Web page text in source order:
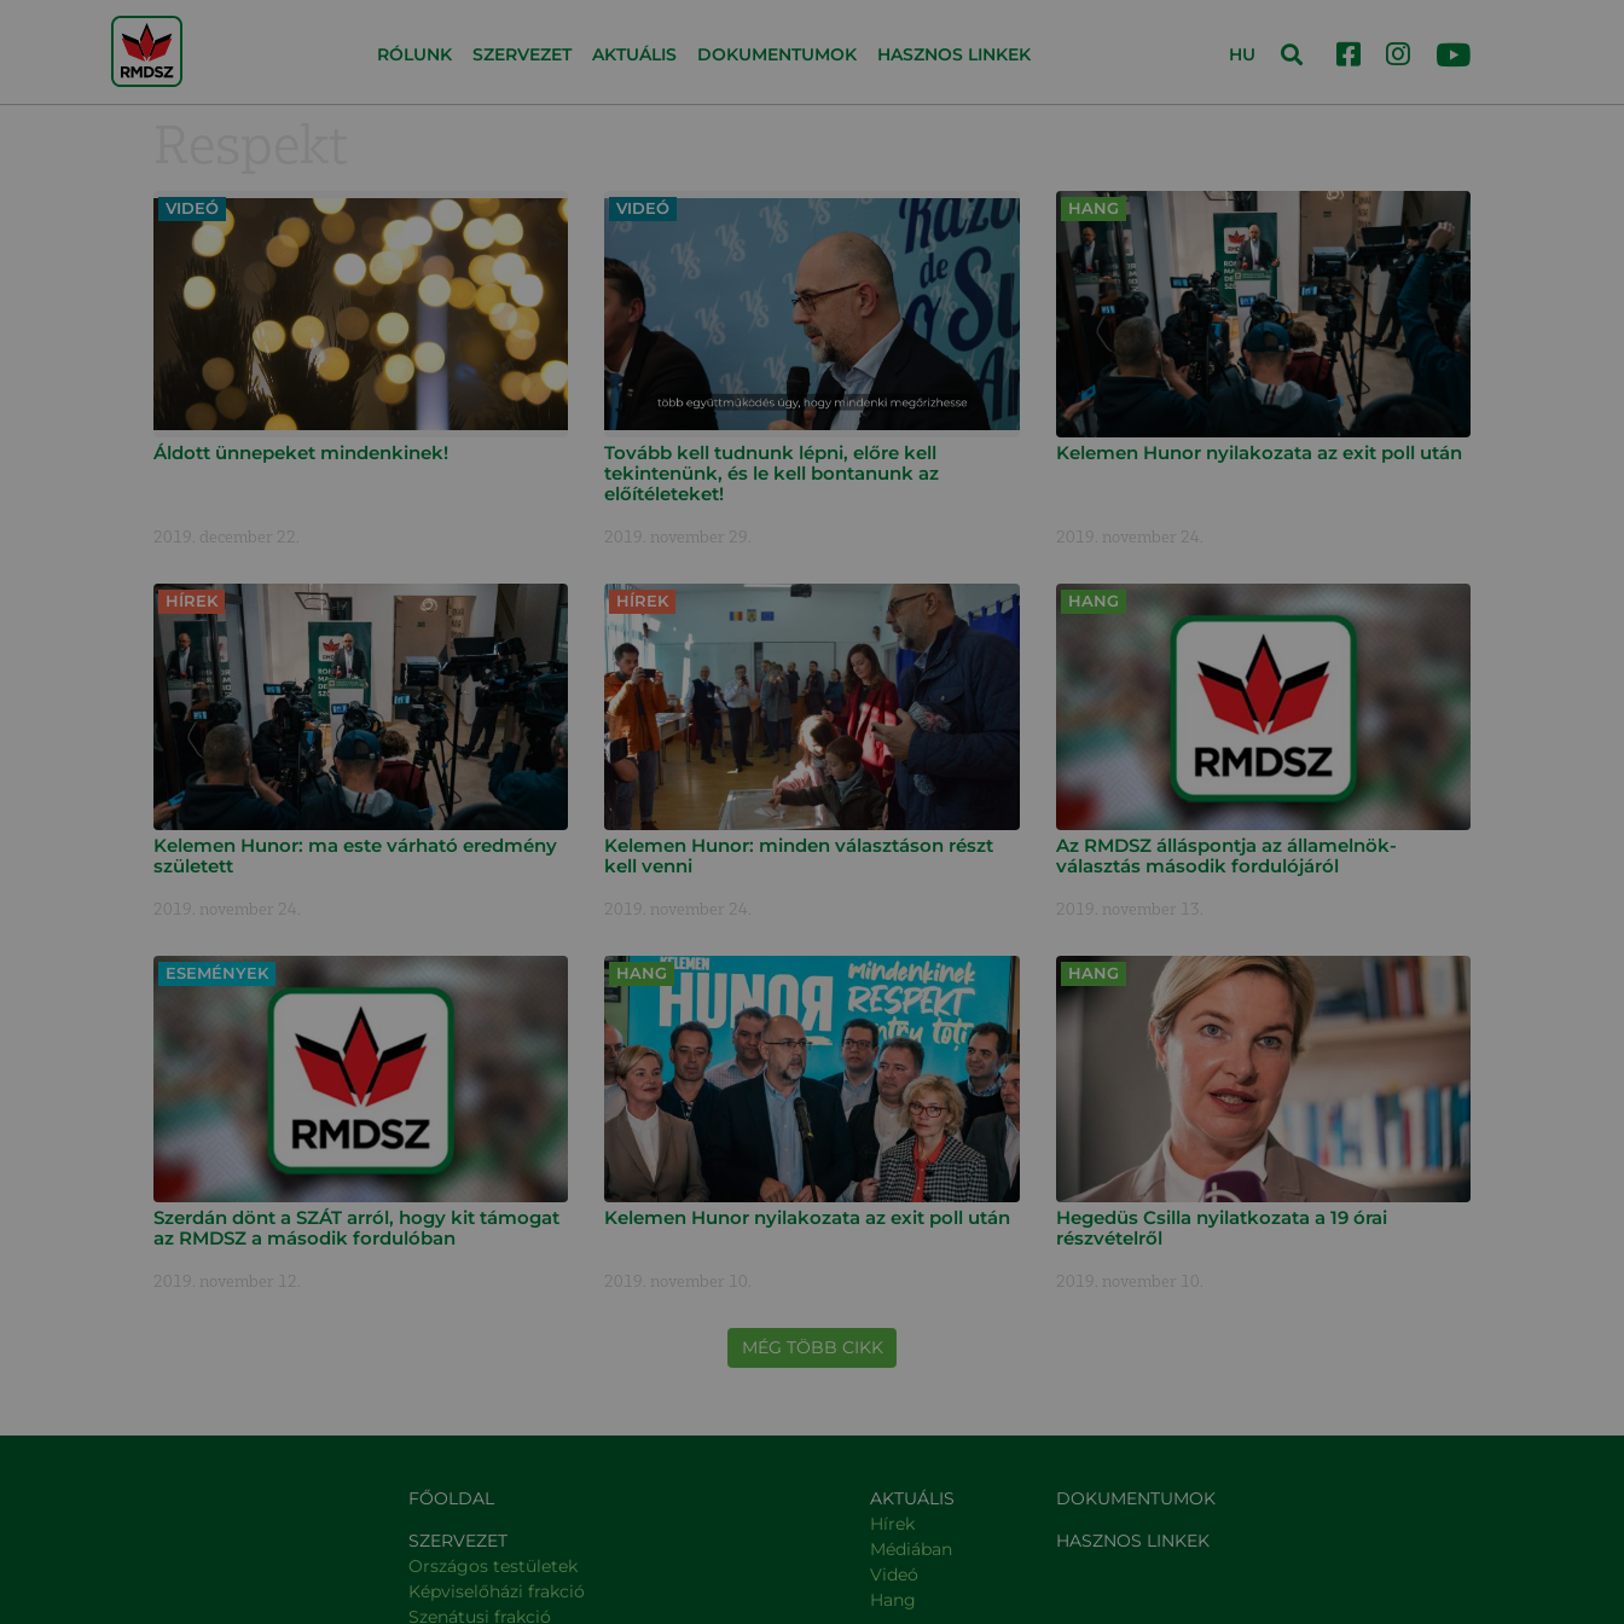
RÓLUNK SZERVEZET AKTUÁLIS DOKUMENTUMOK HASZNOS LINKEK HU
VIDEÓ
Áldott ünnepeket mindenkinek!
2019. december 22.
VIDEÓ
Tovább kell tudnunk lépni, előre kell
tekintenünk, és le kell bontanunk az
előítéleteket!
2019. november 29.
HANG
Kelemen Hunor nyilakozata az exit poll után
2019. november 24.
HÍREK
Kelemen Hunor: ma este várható eredmény
született
2019. november 24.
HÍREK
Kelemen Hunor: minden választáson részt
kell venni
2019. november 24.
HANG
Az RMDSZ álláspontja az államelnök-
választás második fordulójáról
2019. november 13.
ESEMÉNYEK
Szerdán dönt a SZÁT arról, hogy kit támogat
az RMDSZ a második fordulóban
2019. november 12.
HANG
Kelemen Hunor nyilakozata az exit poll után
2019. november 10.
HANG
Hegedüs Csilla nyilatkozata a 19 órai
részvételről
2019. november 10.
MÉG TÖBB CIKK
FŐOLDAL
SZERVEZET
Országos testületek
Képviselőházi frakció
Szenátusi frakció
AKTUÁLIS
Hírek
Médiában
Videó
Hang
DOKUMENTUMOK
HASZNOS LINKEK